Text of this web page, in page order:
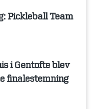
Pickleball Team
i Gentofte blev
finalestemning